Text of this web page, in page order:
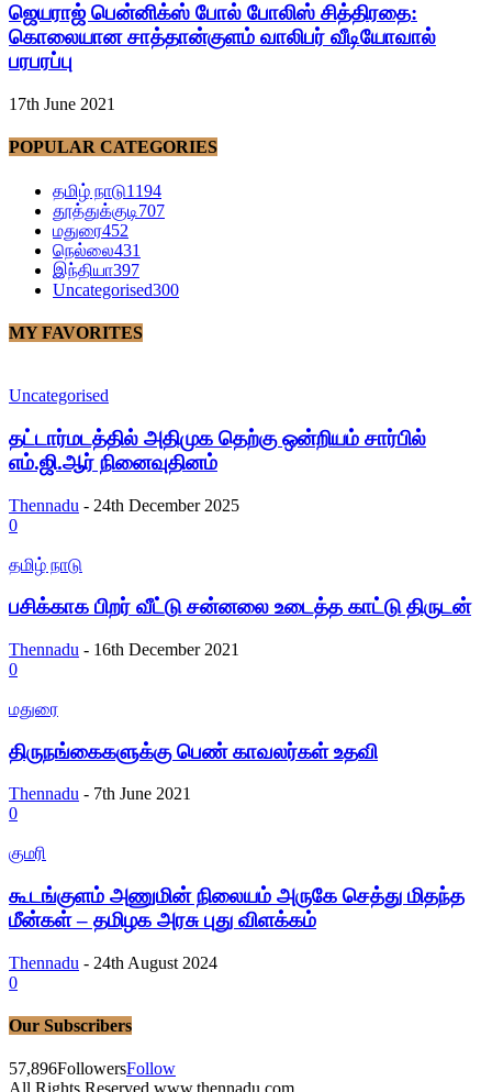
ஜெயராஜ் பென்னிக்ஸ் போல் போலிஸ் சித்திரதை:
கொலையான சாத்தான்குளம் வாலிபர் வீடியோவால்
பரபரப்பு
17th June 2021
POPULAR CATEGORIES
தமிழ் நாடு1194
தூத்துக்குடி707
மதுரை452
நெல்லை431
இந்தியா397
Uncategorised300
MY FAVORITES
Uncategorised
தட்டார்மடத்தில் அதிமுக தெற்கு ஒன்றியம் சார்பில்
எம்.ஜி.ஆர் நினைவுதினம்
Thennadu - 24th December 2025
0
தமிழ் நாடு
பசிக்காக பிறர் வீட்டு சன்னலை உடைத்த காட்டு திருடன்
Thennadu - 16th December 2021
0
மதுரை
திருநங்கைகளுக்கு பெண் காவலர்கள் உதவி
Thennadu - 7th June 2021
0
குமரி
கூடங்குளம் அணுமின் நிலையம் அருகே செத்து மிதந்த
மீன்கள் – தமிழக அரசு புது விளக்கம்
Thennadu - 24th August 2024
0
Our Subscribers
57,896FollowersFollow